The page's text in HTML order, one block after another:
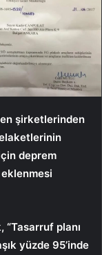
şirketlerinden
deprem
planı
yüzde 95’inde